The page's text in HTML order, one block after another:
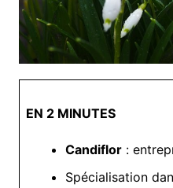
EN 2 MINUTES
Candiflor:
Spécialisation